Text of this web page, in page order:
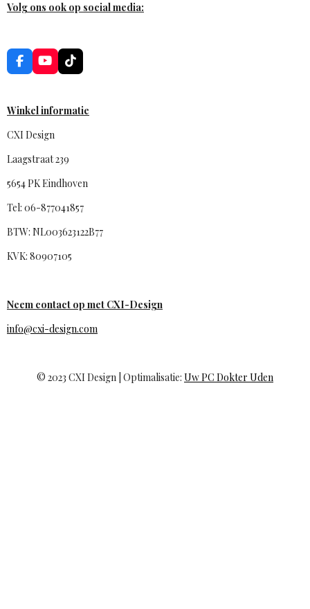
Volg ons ook op social media:
F
a
b
o
k
Y
o
u
e
T
i
o
Winkel informatie
CXI Design
Laagstraat 239
5654 PK Eindhoven
Tel: 06-877041857
BTW: NL003623122B77
KVK: 80907105
Neem contact op met CXI-Design
info@cxi-design.com
© 2023 CXI Design | Optimalisatie: Uw PC Dokter Uden